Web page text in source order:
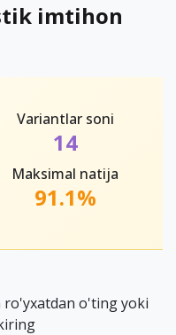
imtihon
Variantlar soni
14
Maksimal natija
91.1%
o'ting yoki